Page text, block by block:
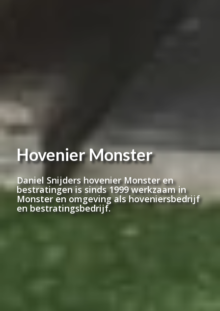
Hovenier Monster
Daniel Snijders hovenier Monster en
bestratingen is sinds 1999 werkzaam in
Monster en omgeving als hoveniersbedrijf
en bestratingsbedrijf.